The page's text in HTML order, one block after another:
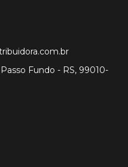
Fundo - RS, 99010-